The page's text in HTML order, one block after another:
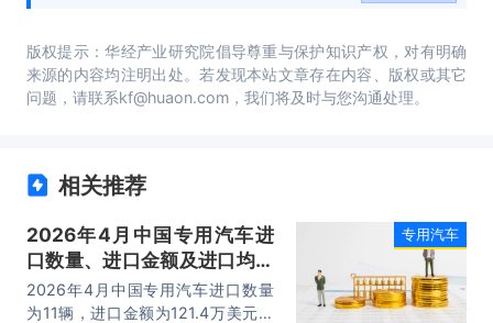
版权提示：华经产业研究院倡导尊重与保护知识产权，对有明确
来源的内容均注明出处。若发现本站文章存在内容、版权或其它
问题，请联系kf@huaon.com，我们将及时与您沟通处理。
相关推荐
2026年4月中国专用汽车进
口数量、进口金额及进口均价
统计分析
2026年4月中国专用汽车进口数量
为11辆，进口金额为121.4万美元，
专用汽车